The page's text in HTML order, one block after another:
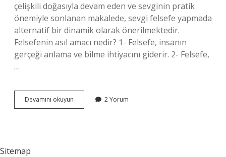
çelişkili doğasıyla devam eden ve sevginin pratik
önemiyle sonlanan makalede, sevgi felsefe yapmada
alternatif bir dinamik olarak önerilmektedir.
Felsefenin asıl amacı nedir? 1- Felsefe, insanın
gerçeği anlama ve bilme ihtiyacını giderir. 2- Felsefe,
…
Devamını okuyun
Neyi
2 Yorum
Sitemap